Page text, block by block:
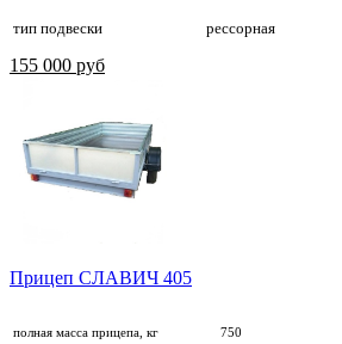
тип подвески рессорная
155 000 руб
Прицеп СЛАВИЧ 405
полная масса прицепа, кг 750